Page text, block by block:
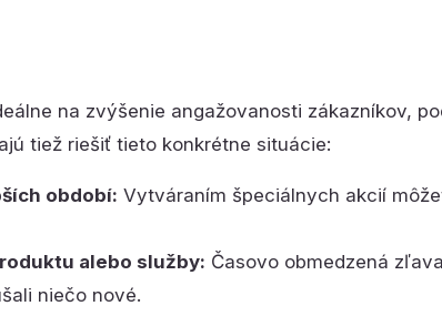
na zvýšenie angažovanosti zákazníkov,
tiež riešiť tieto konkrétne situácie:
období: Vytváraním špeciálnych akcií
alebo služby: Časovo obmedzená
niečo nové.